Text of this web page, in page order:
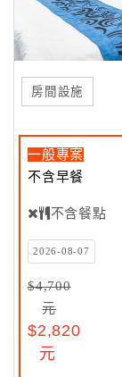
房間設施
一般專案
不含早餐
不含餐點
2026-08-07
$4,700
元
$2,820
元